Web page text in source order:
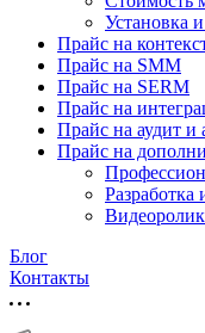
Установка
Прайс на
Прайс на SMM
Прайс на SERM
Прайс на
Прайс на аудит и
Прайс на
Разработка
Блог
Контакты